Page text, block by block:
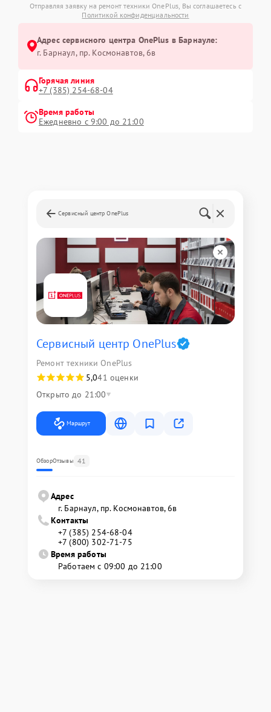
Отправляя заявку на ремонт техники OnePlus, Вы соглашаетесь с
Политикой конфиденциальности
Адрес сервисного центра OnePlus в Барнауле:
г. Барнаул, ​пр. Космонавтов, 6в
Горячая линия
+7 (385) 254-68-04
Время работы
Ежедневно с 9:00 до 21:00
Сервисный центр OnePlus
Сервисный центр OnePlus
Ремонт техники OnePlus
5,041 оценки
Открыто до 21:00
Маршрут
ОбзорОтзывы 41
Адрес
г. Барнаул, ​пр. Космонавтов, 6в
Контакты
+7 (385) 254-68-04
+7 (800) 302-71-75
Время работы
Работаем с 09:00 до 21:00